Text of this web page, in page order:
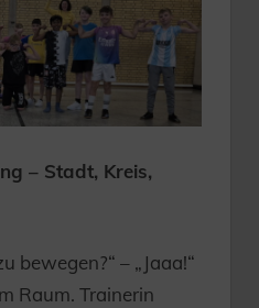
– Stadt, Kreis,
bewegen?“ – „Jaaa!“
Raum. Trainerin